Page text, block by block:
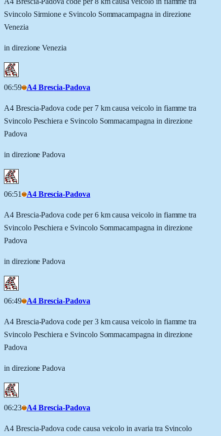
Svincolo Sirmione e Svincolo Sommacampagna in direzione
Venezia
in direzione Venezia
06:59 A4 Brescia-Padova
A4 Brescia-Padova code per 7 km causa veicolo in fiamme tra
Svincolo Peschiera e Svincolo Sommacampagna in direzione
Padova
in direzione Padova
06:51 A4 Brescia-Padova
A4 Brescia-Padova code per 6 km causa veicolo in fiamme tra
Svincolo Peschiera e Svincolo Sommacampagna in direzione
Padova
in direzione Padova
06:49 A4 Brescia-Padova
A4 Brescia-Padova code per 3 km causa veicolo in fiamme tra
Svincolo Peschiera e Svincolo Sommacampagna in direzione
Padova
in direzione Padova
06:23 A4 Brescia-Padova
A4 Brescia-Padova code causa veicolo in avaria tra Svincolo